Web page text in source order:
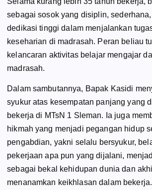
sebagai sosok yang disiplin,
dedikasi tinggi dalam menjalankan
keseharian di madrasah. Peran beliau
kelancaran aktivitas belajar mengajar
madrasah.
Dalam sambutannya, Bapak Kasidi
syukur atas kesempatan panjang yang
bekerja di MTsN 1 Sleman. Ia juga
hikmah yang menjadi pegangan hidup
pengabdian, yakni selalu bersyukur,
pekerjaan apa pun yang dijalani,
sebagai bekal kehidupan dunia dan
menanamkan keikhlasan dalam bekerja.